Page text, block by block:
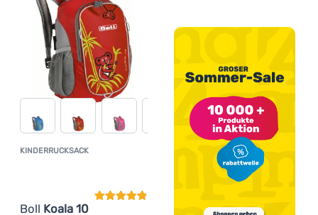
KINDERRUCKSACK
Boll Koala 10